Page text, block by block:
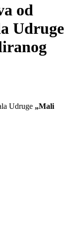
od
Udruge
Udruge „Mali